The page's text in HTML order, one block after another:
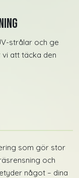
strålar och ge
att täcka den
som gör stor
och
något – dina